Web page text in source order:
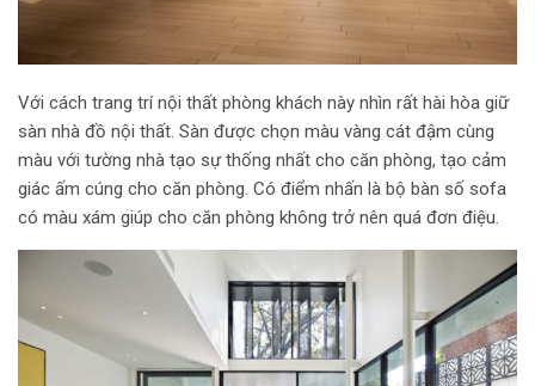
Với cách trang trí nội thất phòng khách này nhìn rất hài hòa giữ
sàn nhà đồ nội thất. Sàn được chọn màu vàng cát đậm cùng
màu với tường nhà tạo sự thống nhất cho căn phòng, tạo cảm
giác ấm cúng cho căn phòng. Có điểm nhấn là bộ bàn số sofa
có màu xám giúp cho căn phòng không trở nên quá đơn điệu.